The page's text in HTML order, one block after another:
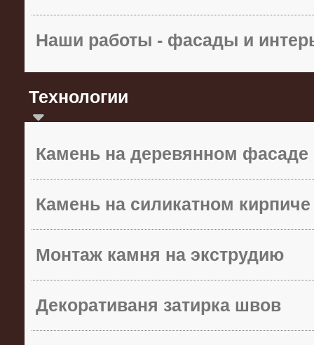
Наши работы - фасады и
Технологии
Камень на деревянном фасаде
Камень на силикатном кирпиче
Монтаж камня на экструдию
Декоративаня затирка швов